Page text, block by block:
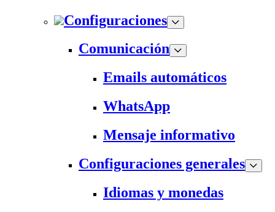
Configuraciones
Comunicación
Emails automáticos
WhatsApp
Mensaje informativo
Configuraciones generales
Idiomas y monedas